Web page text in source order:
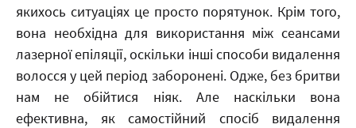
якихось ситуаціях це просто порятунок. Крім того,
вона необхідна для використання між сеансами
лазерної епіляції, оскільки інші способи видалення
волосся у цей період заборонені. Одже, без бритви
нам не обійтися ніяк. Але наскільки вона
ефективна, як самостійний спосіб видалення